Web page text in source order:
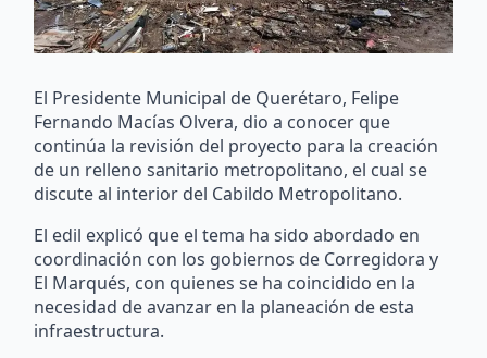
El Presidente Municipal de Querétaro, Felipe
Fernando Macías Olvera, dio a conocer que
continúa la revisión del proyecto para la creación
de un relleno sanitario metropolitano, el cual se
discute al interior del Cabildo Metropolitano.
El edil explicó que el tema ha sido abordado en
coordinación con los gobiernos de Corregidora y
El Marqués, con quienes se ha coincidido en la
necesidad de avanzar en la planeación de esta
infraestructura.